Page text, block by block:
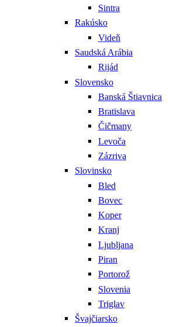
Sintra
Rakúsko
Videň
Saudská Arábia
Rijád
Slovensko
Banská Štiavnica
Bratislava
Čičmany
Levoča
Zázriva
Slovinsko
Bled
Bovec
Koper
Kranj
Ljubljana
Piran
Portorož
Slovenia
Triglav
Švajčiarsko